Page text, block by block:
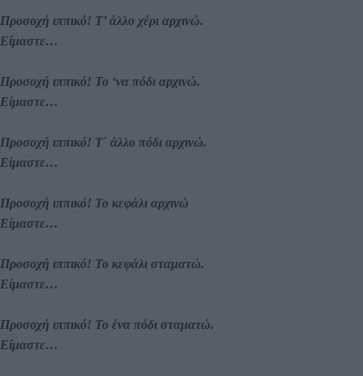
Προσοχή ιππικό! Τ’ άλλο χέρι αρχινώ.
Είμαστε…
Προσοχή ιππικό! Το ‘να πόδι αρχινώ.
Είμαστε…
Προσοχή ιππικό! Τ΄ άλλο πόδι αρχινώ.
Είμαστε…
Προσοχή ιππικό! Το κεφάλι αρχινώ
Είμαστε…
Προσοχή ιππικό! Το κεφάλι σταματώ.
Είμαστε…
Προσοχή ιππικό! Το ένα πόδι σταματώ.
Είμαστε…